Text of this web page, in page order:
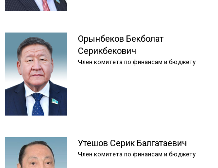
Орынбеков Бекболат
Серикбекович
Член комитета по финансам и бюджету
Утешов Серик Балгатаевич
Член комитета по финансам и бюджету